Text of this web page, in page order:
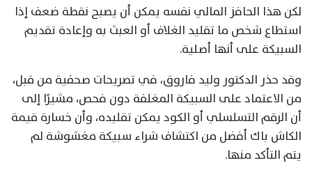
لكن هذا الحافز المالي نفسه يمكن أن يصبح نقطة ضعف إذا
استطاع شخص ما تقليد الغلاف أو العبث به وإعادة تقديم
السبيكة على أنها أصلية.
وقد حذر الدكتور وليد فاروق، في تصريحات صحفية من قبل،
من الاعتماد على السبيكة المغلفة دون فحص، مشيرًا إلى
أن الرقم التسلسلي أو الكود يمكن تقليده، وأن خسارة قيمة
الكاش باك أفضل من اكتشاف شراء سبيكة مغشوشة لم
يتم التأكد منها.